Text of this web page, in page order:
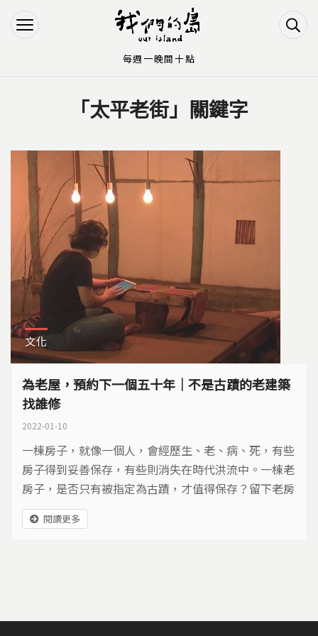
Jump to Navigation
Jump to Main content
「太平老街」關鍵字
文化
為老屋，預約下一個五十年│不是古蹟的老建築
找誰修
2022-01-10
一棟房子，就像一個人，會經歷生、老、病、死，有些
房子得到妥善保存，有些則消失在時代洪流中。一棟老
房子，是否只有被指定為古蹟，才值得保存？留下老房
子，對社會、家族與個人，又有哪些意義？
閱讀更多
每週一晚間十點